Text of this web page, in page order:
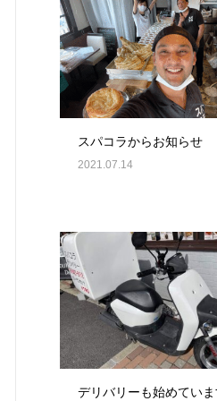
スパコラからお知らせ
2021.07.14
デリバリーも始めてい